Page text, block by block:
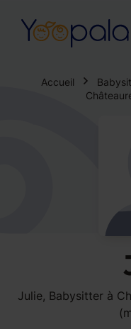
Accueil
Julie, Babysitter à